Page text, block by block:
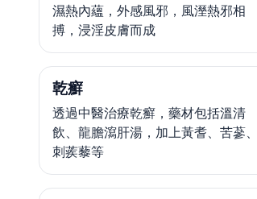
濕熱內蘊，外感風邪，風溼熱邪相
搏，浸淫皮膚而成
乾癬
透過中醫治療乾癬，藥材包括溫清
飲、龍膽瀉肝湯，加上黃耆、苦蔘、
刺蒺藜等